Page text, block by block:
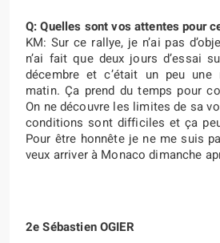
Q: Quelles sont vos attentes pour
KM: Sur ce rallye, je n’ai pas
n’ai fait que deux jours d’essai
décembre et c’était un peu
matin. Ça prend du temps pour
On ne découvre les limites de sa
conditions sont difficiles et ça
Pour être honnête je ne me suis
veux arriver à Monaco dimanche
2e Sébastien OGIER